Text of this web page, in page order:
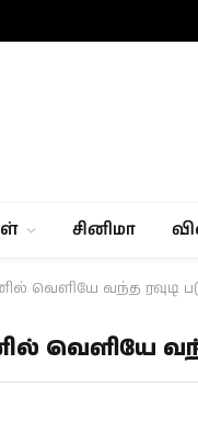
சினிமா
வெளியே வந்த ரவுடி
வெளியே வந்த